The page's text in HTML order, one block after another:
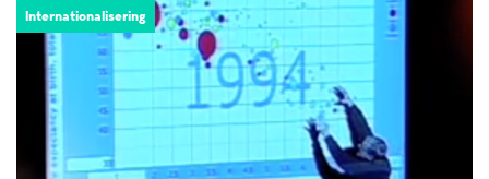
Internationalisering